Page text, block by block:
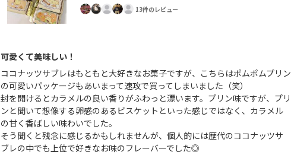
13件のレビュー
可愛くて美味しい！
ココナッツサブレはもともと大好きなお菓子ですが、こちらはポムポムプリン
の可愛いパッケージもあいまって速攻で買ってしまいました（笑）
封を開けるとカラメルの良い香りがふわっと漂います。プリン味ですが、プリ
ンと聞いて想像する卵感のあるビスケットといった感じではなく、カラメル
の甘く香ばしい味わいでした。
そう聞くと残念に感じるかもしれませんが、個人的には歴代のココナッツサ
ブレの中でも上位で好きなお味のフレーバーでした◎